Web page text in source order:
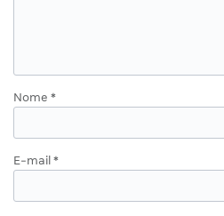
Nome *
E-mail *